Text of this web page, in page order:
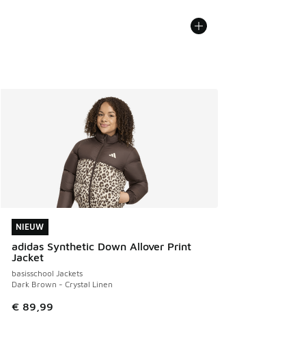
NIEUW
adidas Synthetic Down Allover Print
Jacket
basisschool Jackets
Dark Brown - Crystal Linen
€ 89,99
NIEUW